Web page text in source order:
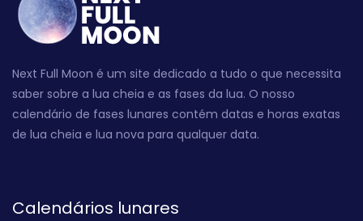
Next Full Moon é um site dedicado a tudo o que necessita
saber sobre a lua cheia e as fases da lua. O nosso
calendário de fases lunares contém datas e horas exatas
de lua cheia e lua nova para qualquer data.
Calendários lunares